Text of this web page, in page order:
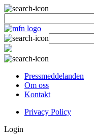
Pressmeddelanden
Om oss
Kontakt
Privacy Policy
Login